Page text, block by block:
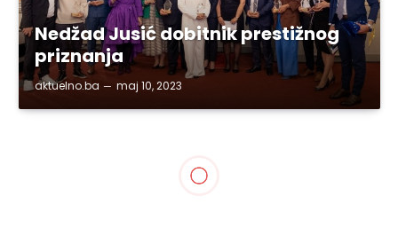
Nedžad Jusić dobitnik prestižnog
priznanja
aktuelno.ba maj 10, 2023